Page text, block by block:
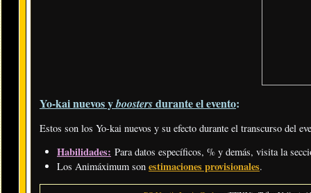
Yo-kai nuevos yboostersdurante el evento:
Estos son los Yo-kai nuevos y su efecto durante el transcurso del
Habilidades: Para datos específicos, % y demás, visita la
Los Animáximum son estimaciones provisionales.